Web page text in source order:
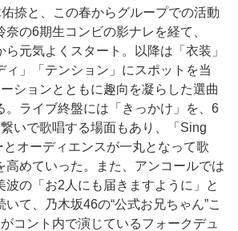
捺と、この春からグループでの活動
奈の6期生コンビの影ナレを経て、
ら元気よくスタート。以降は「衣装」
ィ」「テンション」にスポットを当
ションとともに趣向を凝らした選曲
。ライブ終盤には「きっかけ」を、6
いで歌唱する場面もあり、「Sing
オーディエンスが一丸となって歌
高めていった。また、アンコールでは
波の「お2人にも届きますように」と
て、乃木坂46の“公式お兄ちゃん”こ
コント内で演じているフォークデュ